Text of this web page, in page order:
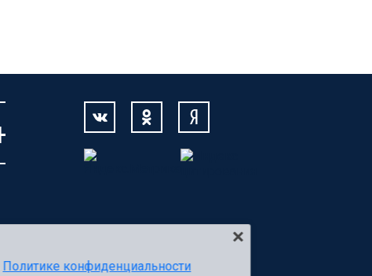
Политике конфиденциальности